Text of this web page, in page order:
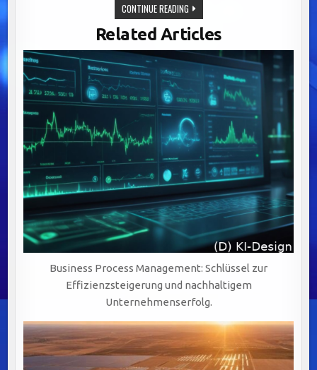
CONTINUE READINGDATA
CLEANSING:
DER
SCHLÜSSEL
ZUR
WERTSCHÖPFUNG
DURCH
PRÄZISE
VERLÄSSLICHE
DATENQUALITÄT
Related Articles
Business Process Management: Schlüssel zur
Effizienzsteigerung und nachhaltigem
Unternehmenserfolg.